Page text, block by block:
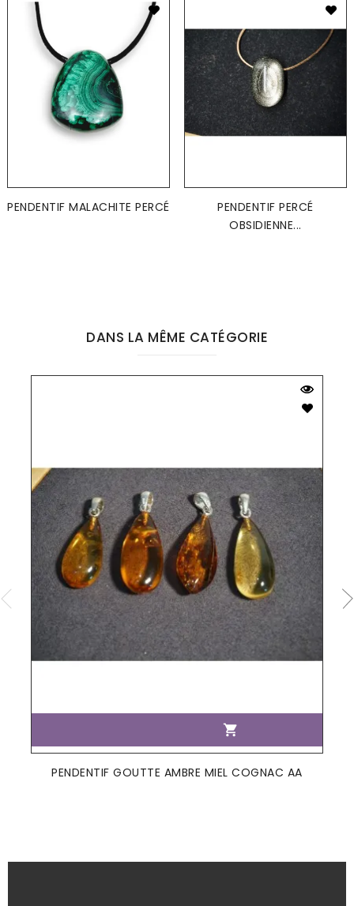
PENDENTIF MALACHITE PERCÉ
PENDENTIF PERCÉ
OBSIDIENNE...
DANS LA MÊME CATÉGORIE

PENDENTIF GOUTTE AMBRE MIEL COGNAC AA